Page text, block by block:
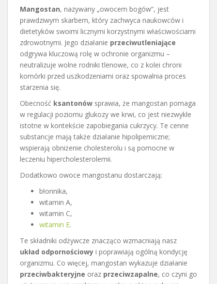
Mangostan, nazywany „owocem bogów”, jest
prawdziwym skarbem, który zachwyca naukowców i
dietetyków swoimi licznymi korzystnymi właściwościami
zdrowotnymi. Jego działanie przeciwutleniające
odgrywa kluczową rolę w ochronie organizmu –
neutralizuje wolne rodniki tlenowe, co z kolei chroni
komórki przed uszkodzeniami oraz spowalnia proces
starzenia się.
Obecność ksantonów sprawia, że mangostan pomaga
w regulacji poziomu glukozy we krwi, co jest niezwykle
istotne w kontekście zapobiegania cukrzycy. Te cenne
substancje mają także działanie hipolipemiczne;
wspierają obniżenie cholesterolu i są pomocne w
leczeniu hipercholesterolemii.
Dodatkowo owoce mangostanu dostarczają:
błonnika,
witamin A,
witamin C,
witamin E.
Te składniki odżywcze znacząco wzmacniają nasz
układ odpornościowy i poprawiają ogólną kondycję
organizmu. Co więcej, mangostan wykazuje działanie
przeciwbakteryjne oraz przeciwzapalne, co czyni go